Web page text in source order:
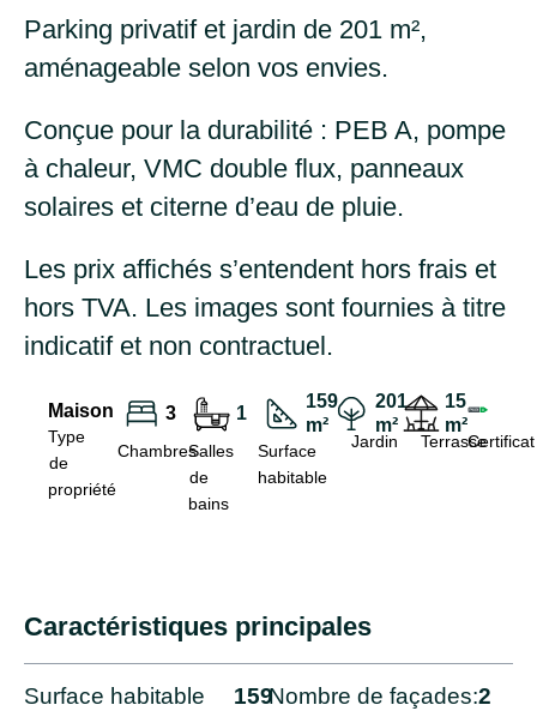
Maison
Type
de
propriété
3
Chambres
1
Salles
de
bains
159
m²
Surface
habitable
201
m²
Jardin
15
m²
TerrasseCertificat
Parking privatif et jardin de 201 m²,
aménageable selon vos envies.
Conçue pour la durabilité : PEB A, pompe
à chaleur, VMC double flux, panneaux
solaires et citerne d’eau de pluie.
Les prix affichés s’entendent hors frais et
hors TVA. Les images sont fournies à titre
indicatif et non contractuel.
Caractéristiques principales
Surface habitable
159Nombre de façades:2